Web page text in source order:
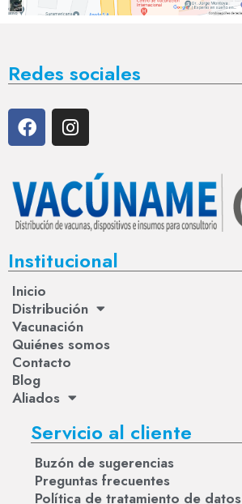
Redes sociales
Institucional
Inicio
Distribución
Vacunación
Quiénes somos
Contacto
Blog
Aliados
Servicio al cliente
Buzón de sugerencias
Preguntas frecuentes
Política de tratamiento de datos